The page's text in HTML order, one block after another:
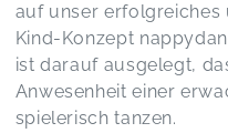
auf unser
Kind-Konzept
ist darauf ausgelegt,
Anwesenheit einer
spielerisch tanzen.